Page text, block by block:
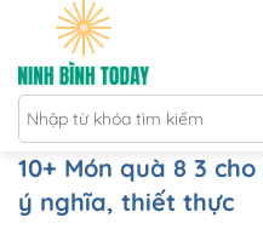
nội
dung
10+ Món quà 8 3
ý nghĩa, thiết thực